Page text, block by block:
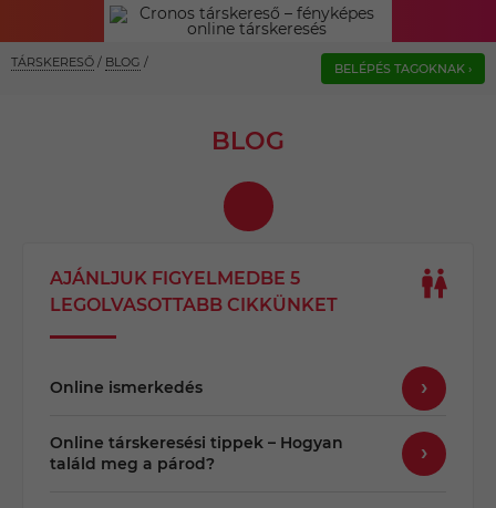
BELÉPÉS TAGOKNAK ›
TÁRSKERESŐ / BLOG /
BLOG
AJÁNLJUK FIGYELMEDBE 5
LEGOLVASOTTABB CIKKÜNKET
Online ismerkedés
Online társkeresési tippek – Hogyan
találd meg a párod?